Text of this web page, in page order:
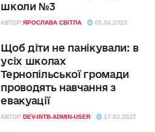
школи №3
АВТОР ЯРОСЛАВА СВІТЛА 05.04.2023
Щоб діти не панікували: в
усіх школах
Тернопільської громади
проводять навчання з
евакуації
АВТОР DEV-INTB-ADMIN-USER 17.02.2022